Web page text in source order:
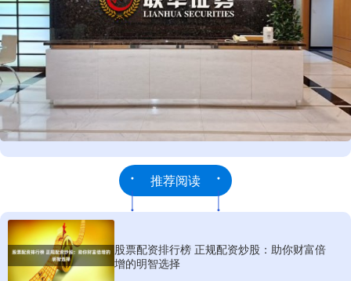
推荐阅读
股票配资排行榜 正规配资炒股：助你财富倍
增的明智选择